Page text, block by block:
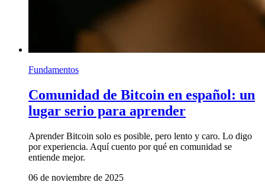
Fundamentos
Comunidad de Bitcoin en español: un
lugar serio para aprender
Aprender Bitcoin solo es posible, pero lento y caro. Lo digo
por experiencia. Aquí cuento por qué en comunidad se
entiende mejor.
06 de noviembre de 2025